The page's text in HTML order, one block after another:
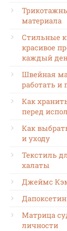
материала
Стильные
красивое
каждый
Швейная
работать и
Как
перед
Как
и уходу
Текстиль
халаты
Джеймс
Матрица
личности